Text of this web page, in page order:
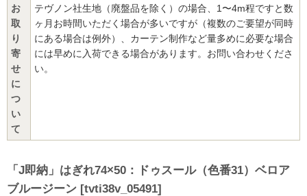
お
取
り
寄
せ
に
つ
い
て
テヴノン社生地（廃盤品を除く）の場合、1〜4m程ですと数
ヶ月お時間いただく場合が多いですが（複数のご要望が同時
にある場合は例外）、カーテン制作など量多めに必要な場合
には早めに入荷できる場合があります。お問い合わせくださ
い。
「J即納」はぎれ74×50：ドゥスール（色番31）ベロア
ブルージーン [tvti38v_05491]